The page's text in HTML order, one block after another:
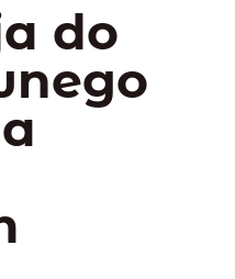
do